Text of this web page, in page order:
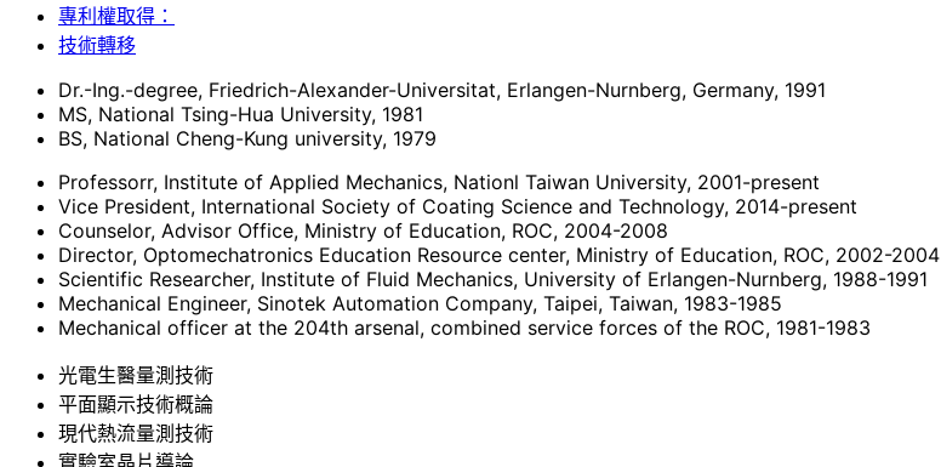
專利權取得：
技術轉移
Dr.-Ing.-degree, Friedrich-Alexander-Universitat, Erlangen-Nurnberg, Germany, 1991
MS, National Tsing-Hua University, 1981
BS, National Cheng-Kung university, 1979
Professorr, Institute of Applied Mechanics, Nationl Taiwan University, 2001-present
Vice President, International Society of Coating Science and Technology, 2014-present
Counselor, Advisor Office, Ministry of Education, ROC, 2004-2008
Director, Optomechatronics Education Resource center, Ministry of Education, ROC, 2002-2004
Scientific Researcher, Institute of Fluid Mechanics, University of Erlangen-Nurnberg, 1988-1991
Mechanical Engineer, Sinotek Automation Company, Taipei, Taiwan, 1983-1985
Mechanical officer at the 204th arsenal, combined service forces of the ROC, 1981-1983
光電生醫量測技術
平面顯示技術概論
現代熱流量測技術
實驗室晶片導論